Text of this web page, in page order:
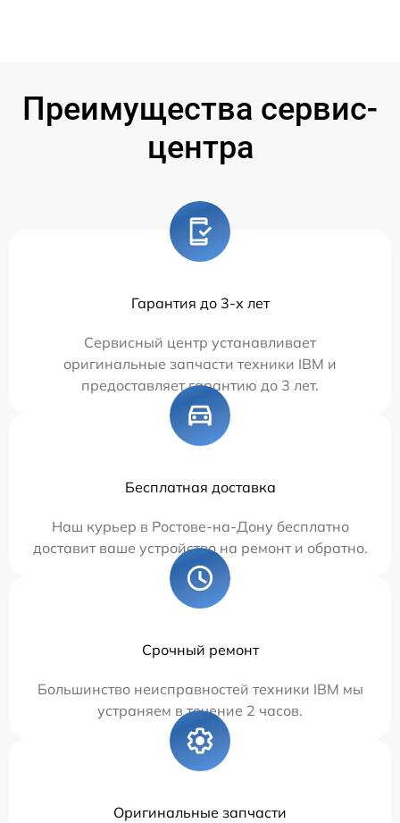
Преимущества сервис-
центра
Гарантия до 3-х лет
Сервисный центр устанавливает
оригинальные запчасти техники IBM и
предоставляет гарантию до 3 лет.
Бесплатная доставка
Наш курьер в Ростове-на-Дону бесплатно
доставит ваше устройство на ремонт и обратно.
Срочный ремонт
Большинство неисправностей техники IBM мы
устраняем в течение 2 часов.
Оригинальные запчасти